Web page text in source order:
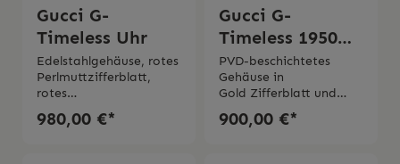
Gucci G-
Timeless Uhr
Edelstahlgehäuse, rotes
Perlmuttzifferblatt,
rotes
Eidechsenlederarmband
ETA-
980,00 €*
Gucci G-
Timeless 1950
Uhr
PVD-beschichtetes
Gehäuse in
Gold Zifferblatt und
hellbraunem Leder mit
900,00 €*